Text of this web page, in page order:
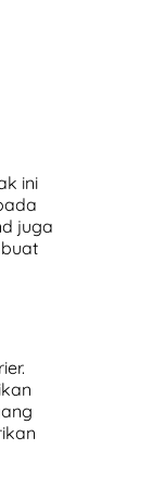
ini
juga